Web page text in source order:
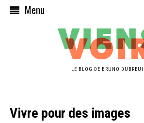
Menu
LE BLOG DE BRUNO DUBREUIL
Vivre pour des images